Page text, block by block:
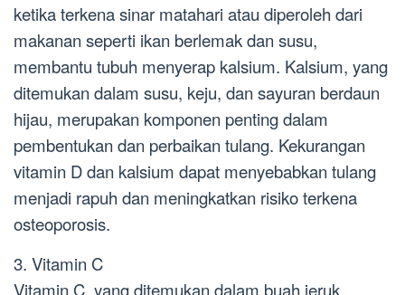
ketika terkena sinar matahari atau diperoleh dari
makanan seperti ikan berlemak dan susu,
membantu tubuh menyerap kalsium. Kalsium, yang
ditemukan dalam susu, keju, dan sayuran berdaun
hijau, merupakan komponen penting dalam
pembentukan dan perbaikan tulang. Kekurangan
vitamin D dan kalsium dapat menyebabkan tulang
menjadi rapuh dan meningkatkan risiko terkena
osteoporosis.
3. Vitamin C
Vitamin C, yang ditemukan dalam buah jeruk,